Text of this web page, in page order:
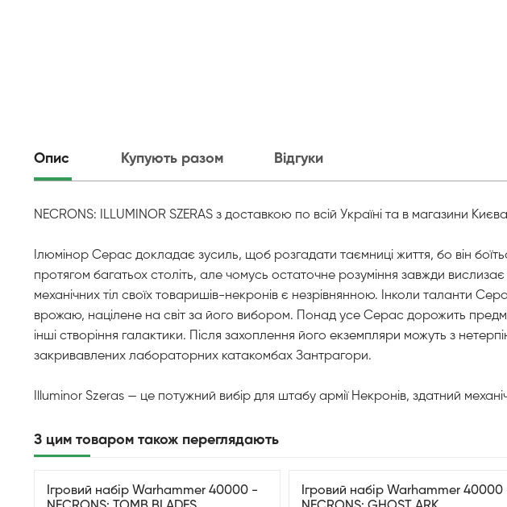
Опис Купують разом Відгуки
NECRONS: ILLUMINOR SZERAS з доставкою по всій Україні та в магазини
Ілюмінор Серас докладає зусиль, щоб розгадати таємниці життя, бо він
протягом багатьох століть, але чомусь остаточне розуміння завжди
механічних тіл своїх товаришів-некронів є незрівнянною. Інколи таланти
врожаю, націлене на світ за його вибором. Понад усе Серас дорожить
інші створіння галактики. Після захоплення його екземпляри можуть з
закривавлених лабораторних катакомбах Зантрагори.
Illuminor Szeras — це потужний вибір для штабу армії Некронів, здатний
З цим товаром також переглядають
Ігровий набір Warhammer 40000 -
Ігровий набір Warhammer 40000